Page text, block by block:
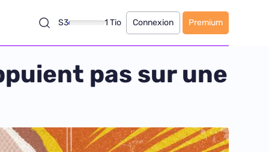
S3 1 Tio Connexion Premium
pas sur une